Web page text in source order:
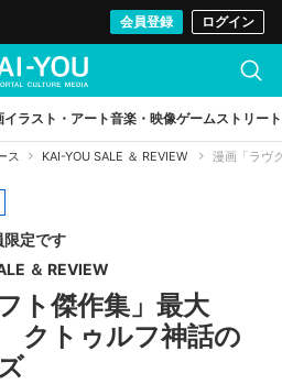
会員登録 ログイン
イラスト・アート音楽・映像ゲームストリート
ス KAI-YOU SALE ＆ REVIEW 漫画「ラヴ
定です
＆ REVIEW
ト傑作集」最大
クトゥルフ神話の